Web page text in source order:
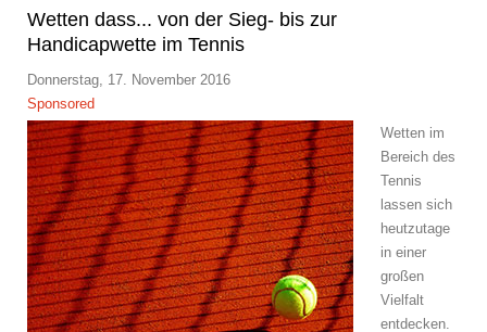
Wetten dass... von der Sieg- bis zur
Handicapwette im Tennis
Donnerstag, 17. November 2016
Sponsored
Wetten im
Bereich des
Tennis
lassen sich
heutzutage
in einer
großen
Vielfalt
entdecken.